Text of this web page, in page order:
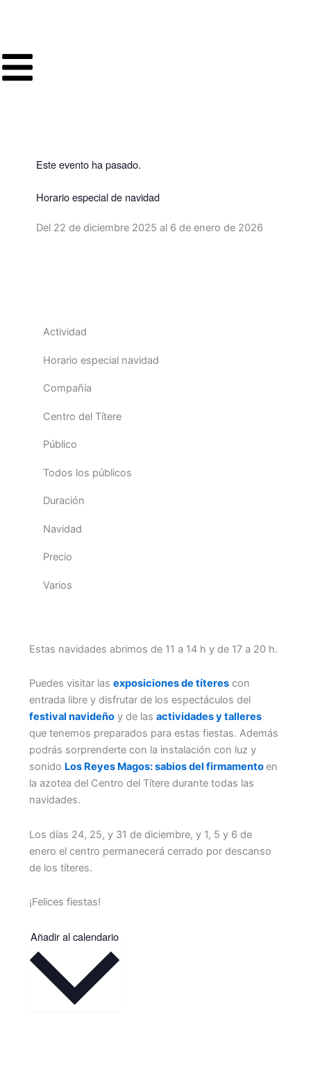
Este evento ha pasado.
Horario especial de navidad
Del 22 de diciembre 2025 al 6 de enero de 2026
Actividad
Horario especial navidad
Compañía
Centro del Títere
Público
Todos los públicos
Duración
Navidad
Precio
Varios
Estas navidades abrimos de 11 a 14 h y de 17 a 20 h.
Puedes visitar lasexposiciones de títeres con
entrada libre y disfrutar de los espectáculos del
festival navideño y de lasactividades y talleres
que tenemos preparados para estas fiestas. Además
podrás sorprenderte con la instalación con luz y
sonido Los Reyes Magos: sabios del firmamentoen
la azotea del Centro del Títere durante todas las
navidades.
Los días 24, 25, y 31 de diciembre, y 1, 5 y 6 de
enero el centro permanecerá cerrado por descanso
de los títeres.
¡Felices fiestas!